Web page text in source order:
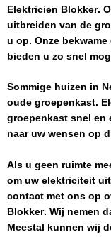
Elektricien Blokker.
uitbreiden van de
u op. Onze
bieden u zo snel
Sommige huizen in
oude groepenkast.
groepenkast snel en
naar uw wensen op
Als u geen ruimte
om uw elektriciteit
contact met ons op
Blokker. Wij nemen
Meestal kunnen wij